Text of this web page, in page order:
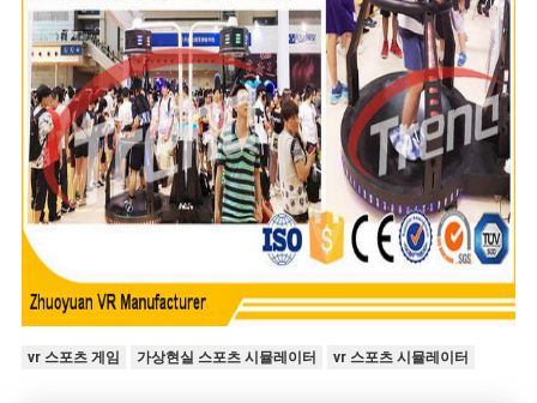
vr 스포츠 게임 가상현실 스포츠 시뮬레이터 vr 스포츠 시뮬레이터